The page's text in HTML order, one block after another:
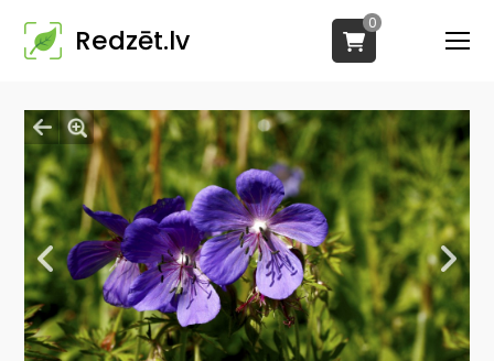
Redzēt.lv
0